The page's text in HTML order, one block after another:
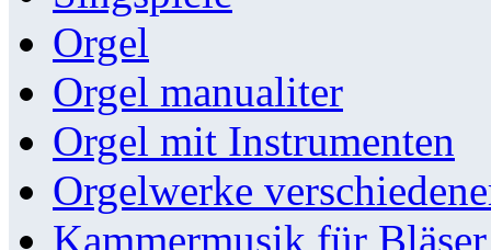
Orgel
Orgel manualiter
Orgel mit Instrumenten
Orgelwerke
Kammermusik für Bläser